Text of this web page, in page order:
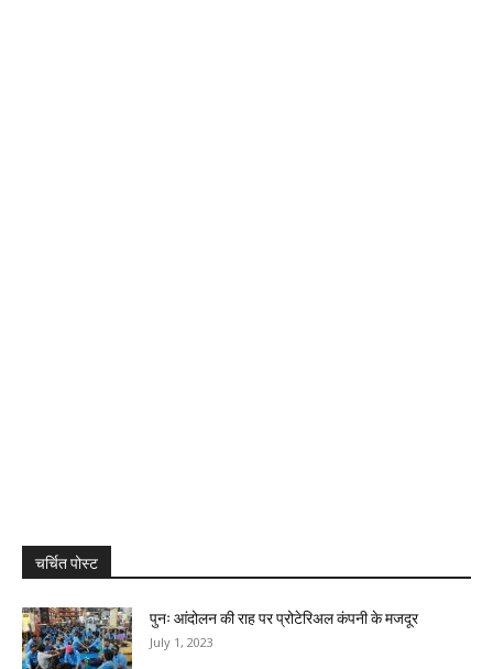
चर्चित पोस्ट
पुनः आंदोलन की राह पर प्रोटेरिअल कंपनी के मजदूर
July 1, 2023